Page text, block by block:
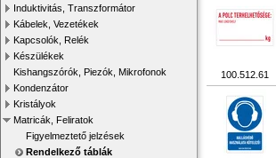
Induktivitás, Transzformátor
Kábelek, Vezetékek
Kapcsolók, Relék
Készülékek
Kishangszórók, Piezók, Mikrofonok
Kondenzátor
Kristályok
Matricák, Feliratok
Figyelmeztető jelzések
Rendelkező táblák
100.512.61